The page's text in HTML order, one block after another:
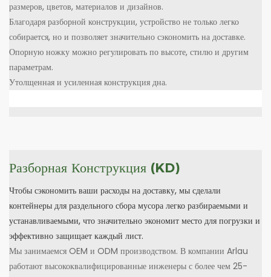
размеров, цветов, материалов и дизайнов.
Благодаря разборной конструкции, устройство не только легко
собирается, но и позволяет значительно сэкономить на доставке.
Опорную ножку можно регулировать по высоте, стилю и другим
параметрам.
Утолщенная и усиленная конструкция дна.
Разборная Конструкция (KD)
Чтобы сэкономить ваши расходы на доставку, мы сделали
контейнеры для раздельного сбора мусора легко разбираемыми и
устанавливаемыми, что значительно экономит место для погрузки и
эффективно защищает каждый лист.
Мы занимаемся OEM и ODM производством. В компании Arlau
работают высококвалифицированные инженеры с более чем 25-